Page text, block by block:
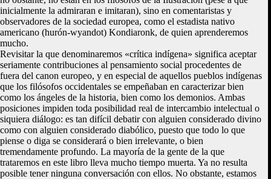
inicialmente la admiraran e imitaran), sino en comentaristas y
observadores de la sociedad europea, como el estadista nativo
americano (hurón-wyandot) Kondiaronk, de quien aprenderemos
mucho.
Revisitar la que denominaremos «crítica indígena» significa aceptar
seriamente contribuciones al pensamiento social procedentes de
fuera del canon europeo, y en especial de aquellos pueblos indígenas
que los filósofos occidentales se empeñaban en caracterizar bien
como los ángeles de la historia, bien como los demonios. Ambas
posiciones impiden toda posibilidad real de intercambio intelectual o
siquiera diálogo: es tan difícil debatir con alguien considerado divino
como con alguien considerado diabólico, puesto que todo lo que
piense o diga se considerará o bien irrelevante, o bien
tremendamente profundo. La mayoría de la gente de la que
trataremos en este libro lleva mucho tiempo muerta. Ya no resulta
posible tener ninguna conversación con ellos. No obstante, estamos